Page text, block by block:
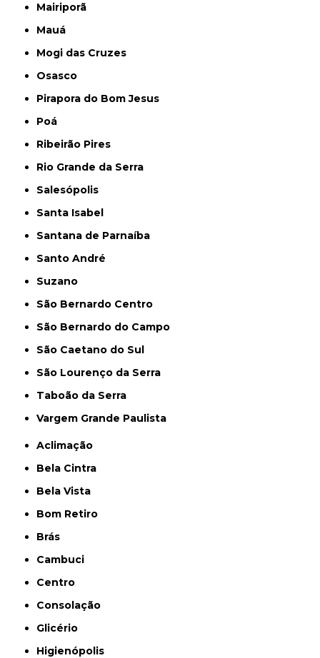
Mairiporã
Mauá
Mogi das Cruzes
Osasco
Pirapora do Bom Jesus
Poá
Ribeirão Pires
Rio Grande da Serra
Salesópolis
Santa Isabel
Santana de Parnaíba
Santo André
Suzano
São Bernardo Centro
São Bernardo do Campo
São Caetano do Sul
São Lourenço da Serra
Taboão da Serra
Vargem Grande Paulista
Aclimação
Bela Cintra
Bela Vista
Bom Retiro
Brás
Cambuci
Centro
Consolação
Glicério
Higienópolis